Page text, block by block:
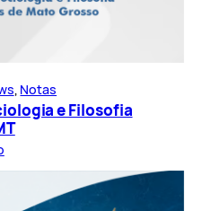
Notas
e Filosofia